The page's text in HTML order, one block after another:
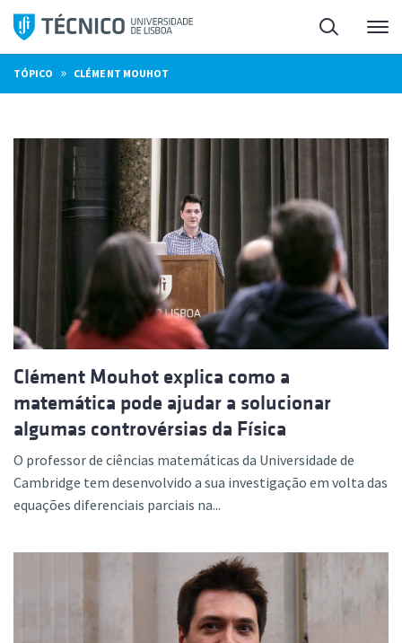
Saltar
para
o
conteúdo
Pesquisa
TÓPICO » CLÉMENT MOUHOT
Clément Mouhot explica como a
matemática pode ajudar a solucionar
algumas controvérsias da Física
O professor de ciências matemáticas da Universidade de
Cambridge tem desenvolvido a sua investigação em volta das
equações diferenciais parciais na...